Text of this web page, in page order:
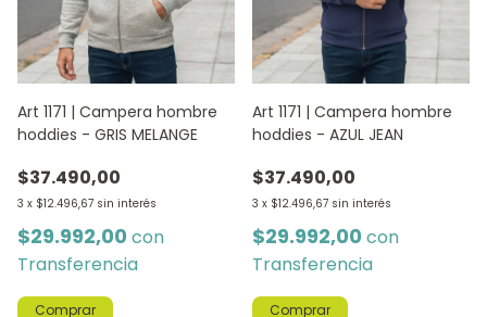
Art 1171 | Campera hombre
hoddies - GRIS MELANGE
$37.490,00
3 x $12.496,67 sin interés
$29.992,00 con
Transferencia
Comprar
Art 1171 | Campera hombre
hoddies - AZUL JEAN
$37.490,00
3 x $12.496,67 sin interés
$29.992,00 con
Transferencia
Comprar